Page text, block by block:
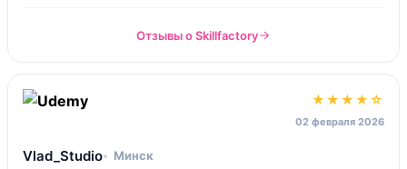
Отзывы о Skillfactory
★★★★☆
02 февраля 2026
Vlad_Studio
Минск